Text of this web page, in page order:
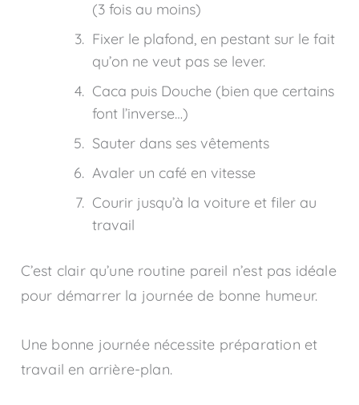
(3 fois au moins)
Fixer le plafond, en pestant sur le fait
qu’on ne veut pas se lever.
Caca puis Douche (bien que certains
font l’inverse…)
Sauter dans ses vêtements
Avaler un café en vitesse
Courir jusqu’à la voiture et filer au
travail
C’est clair qu’une routine pareil n’est pas idéale
pour démarrer la journée de bonne humeur.
Une bonne journée nécessite préparation et
travail en arrière-plan.